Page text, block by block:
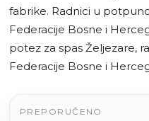
fabrike. Radnici u
Federacije Bosne i
potez za spas Željezare,
Federacije Bosne i
PREPORUČENO